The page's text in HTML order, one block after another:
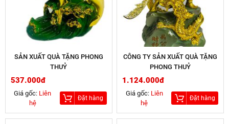
SẢN XUẤT QUÀ TẶNG PHONG
THUỶ
537.000đ
Giá gốc: Liên
hệ
Đặt hàng
CÔNG TY SẢN XUẤT QUÀ TẶNG
PHONG THUỶ
1.124.000đ
Giá gốc: Liên
hệ
Đặt hàng